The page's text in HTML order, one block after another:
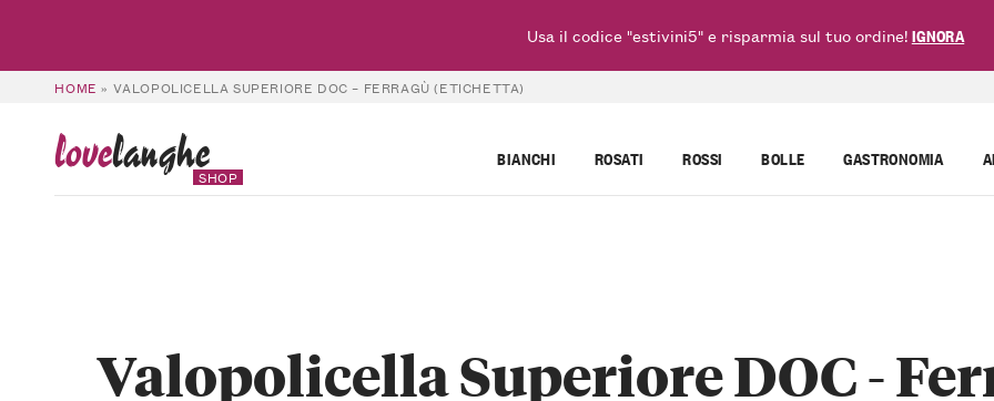
HOME » VALOPOLICELLA SUPERIORE DOC – FERRAGÙ (ETICHETTA)
lovelanghe
SHOP
BIANCHI ROSATI ROSSI BOLLE GASTRONOMIA
Valopolicella Superiore DOC -
Usa il codice "estivini5" e risparmia sul tuo ordine!IGNORA